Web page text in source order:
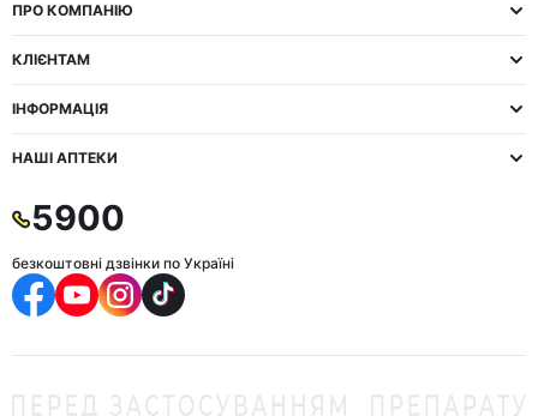
ПРО КОМПАНІЮ
КЛІЄНТАМ
ІНФОРМАЦІЯ
НАШІ АПТЕКИ
5900
безкоштовні дзвінки по Україні